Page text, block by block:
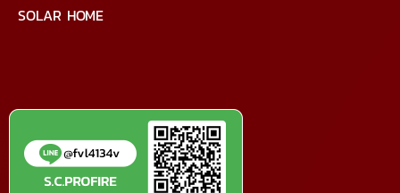
SOLAR HOME